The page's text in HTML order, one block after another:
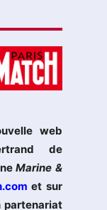
web
de
Marine &
et sur
partenariat